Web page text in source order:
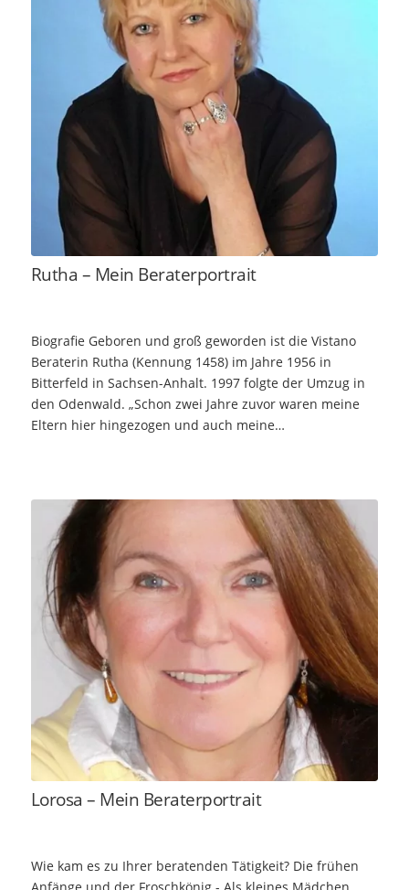
Rutha – Mein Beraterportrait
Biografie Geboren und groß geworden ist die Vistano
Beraterin Rutha (Kennung 1458) im Jahre 1956 in
Bitterfeld in Sachsen-Anhalt. 1997 folgte der Umzug in
den Odenwald. „Schon zwei Jahre zuvor waren meine
Eltern hier hingezogen und auch meine…
Lorosa – Mein Beraterportrait
Wie kam es zu Ihrer beratenden Tätigkeit? Die frühen